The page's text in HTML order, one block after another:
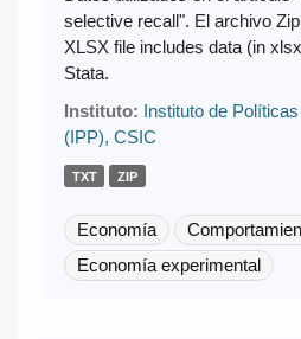
selective recall". El archivo
XLSX file includes data (in
Stata.
Instituto: Instituto de
(IPP), CSIC
TXT ZIP
Economía
Economía experimental